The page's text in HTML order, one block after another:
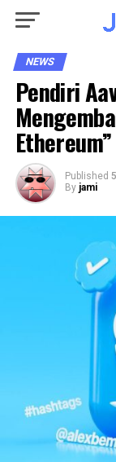
NEWS
Pendiri
Ethereum”
Published
By jami